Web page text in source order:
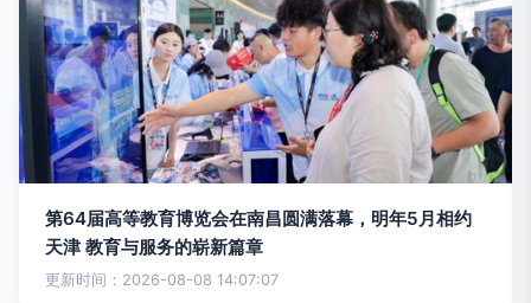
第64届高等教育博览会在南昌圆满落幕，明年5月相约
天津 教育与服务的崭新篇章
更新时间：2026-08-08 14:07:07